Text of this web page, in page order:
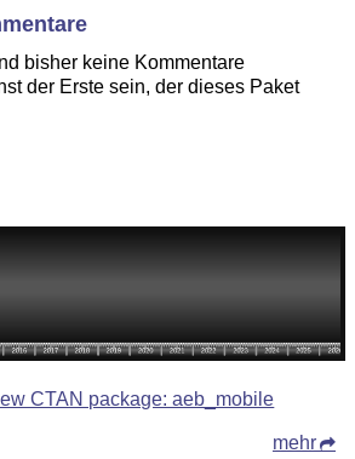
bisher keine Kommentare
der Erste sein, der dieses Paket
CTAN package: aeb_mobile
mehr